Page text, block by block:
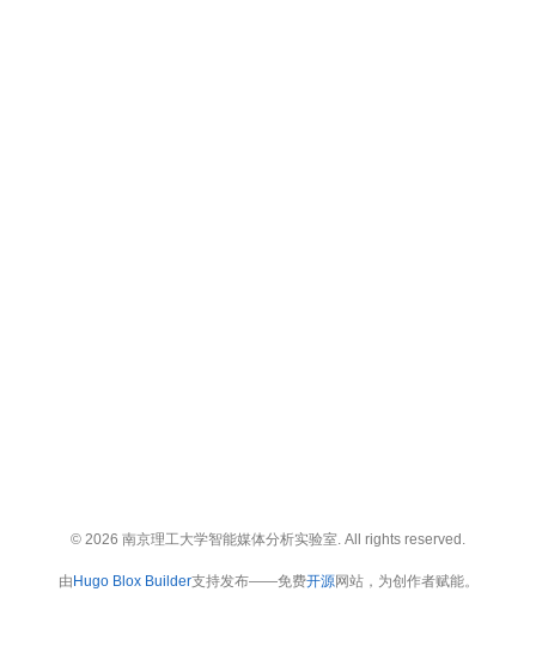
© 2026 南京理工大学智能媒体分析实验室. All rights reserved.
由 Hugo Blox Builder支持发布——免费开源网站，为创作者赋能。